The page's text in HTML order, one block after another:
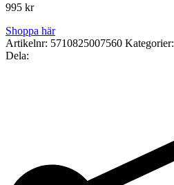
995 kr
Shoppa här
Artikelnr: 5710825007560 Kategorier:
Dela: